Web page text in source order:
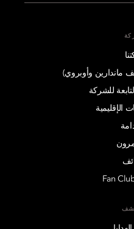
للشركة
الإقليمية
Fan